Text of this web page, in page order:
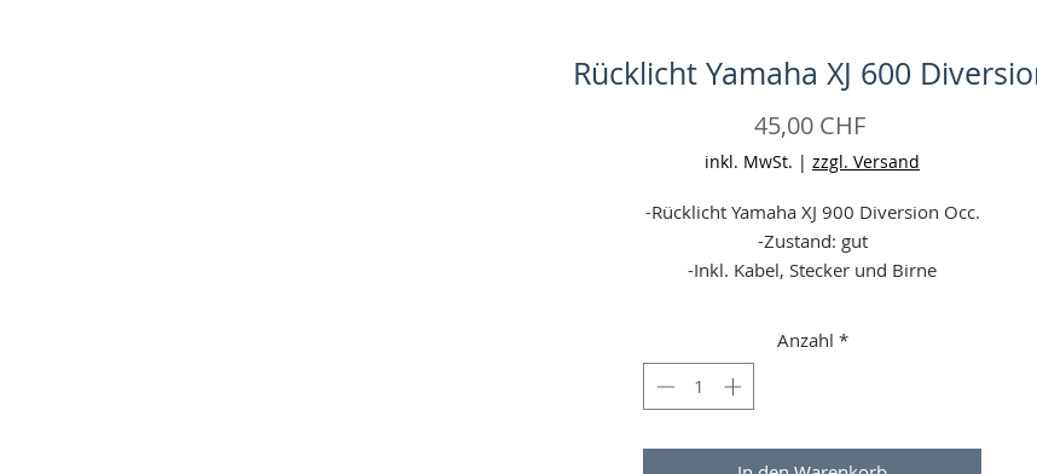
Rücklicht Yamaha XJ 600
45,00 CHFPreis
inkl. MwSt. | zzgl. Versand
-Rücklicht Yamaha XJ 900 Diversion Occ.
-Zustand: gut
-Inkl. Kabel, Stecker und Birne
-Angaben ohne Gewähr
Anzahl *